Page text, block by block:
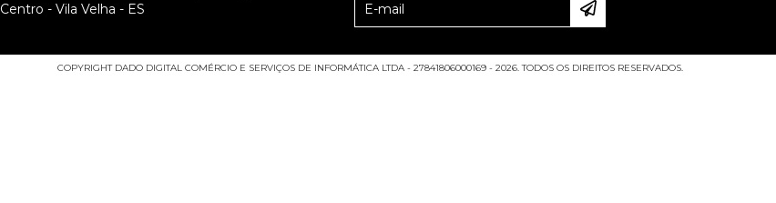
Centro - Vila Velha - ES
COPYRIGHT DADO DIGITAL COMÉRCIO E SERVIÇOS DE INFORMÁTICA LTDA - 27841806000169 - 2026. TODOS OS DIREITOS RESERVADOS.